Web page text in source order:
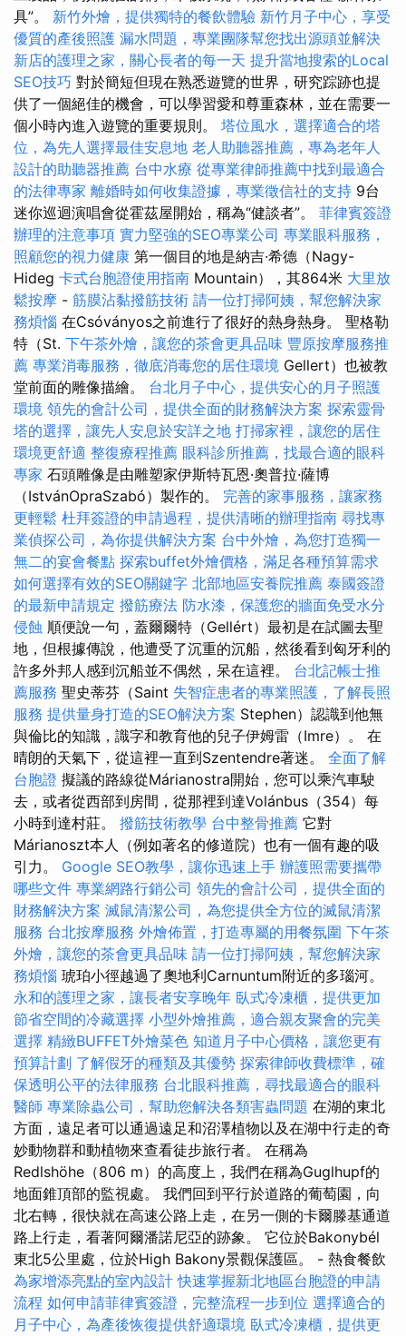
具”。 新竹外燴，提供獨特的餐飲體驗 新竹月子中心，享受
優質的產後照護 漏水問題，專業團隊幫您找出源頭並解決
新店的護理之家，關心長者的每一天 提升當地搜索的Local
SEO技巧 對於簡短但現在熟悉遊覽的世界，研究踪跡也提
供了一個絕佳的機會，可以學習愛和尊重森林，並在需要一
個小時內進入遊覽的重要規則。 塔位風水，選擇適合的塔
位，為先人選擇最佳安息地 老人助聽器推薦，專為老年人
設計的助聽器推薦 台中水療 從專業律師推薦中找到最適合
的法律專家 離婚時如何收集證據，專業徵信社的支持 9台
迷你巡迴演唱會從霍茲屋開始，稱為“健談者”。 菲律賓簽證
辦理的注意事項 實力堅強的SEO專業公司 專業眼科服務，
照顧您的視力健康 第一個目的地是納吉·希德（Nagy-
Hideg 卡式台胞證使用指南 Mountain），其864米 大里放
鬆按摩 - 筋膜沾黏撥筋技術 請一位打掃阿姨，幫您解決家
務煩惱 在Csóványos之前進行了很好的熱身熱身。 聖格勒
特（St. 下午茶外燴，讓您的茶會更具品味 豐原按摩服務推
薦 專業消毒服務，徹底消毒您的居住環境 Gellert）也被教
堂前面的雕像描繪。 台北月子中心，提供安心的月子照護
環境 領先的會計公司，提供全面的財務解決方案 探索靈骨
塔的選擇，讓先人安息於安詳之地 打掃家裡，讓您的居住
環境更舒適 整復療程推薦 眼科診所推薦，找最合適的眼科
專家 石頭雕像是由雕塑家伊斯特瓦恩·奧普拉·薩博
（IstvánOpraSzabó）製作的。 完善的家事服務，讓家務
更輕鬆 杜拜簽證的申請過程，提供清晰的辦理指南 尋找專
業偵探公司，為你提供解決方案 台中外燴，為您打造獨一
無二的宴會餐點 探索buffet外燴價格，滿足各種預算需求
如何選擇有效的SEO關鍵字 北部地區安養院推薦 泰國簽證
的最新申請規定 撥筋療法 防水漆，保護您的牆面免受水分
侵蝕 順便說一句，蓋爾爾特（Gellért）最初是在試圖去聖
地，但根據傳說，他遭受了沉重的沉船，然後看到匈牙利的
許多外邦人感到沉船並不偶然，呆在這裡。 台北記帳士推
薦服務 聖史蒂芬（Saint 失智症患者的專業照護，了解長照
服務 提供量身打造的SEO解決方案 Stephen）認識到他無
與倫比的知識，識字和教育他的兒子伊姆雷（Imre）。 在
晴朗的天氣下，從這裡一直到Szentendre著迷。 全面了解
台胞證 擬議的路線從Márianostra開始，您可以乘汽車駛
去，或者從西部到房間，從那裡到達Volánbus（354）每
小時到達村莊。 撥筋技術教學 台中整骨推薦 它對
Márianoszt本人（例如著名的修道院）也有一個有趣的吸
引力。 Google SEO教學，讓你迅速上手 辦護照需要攜帶
哪些文件 專業網路行銷公司 領先的會計公司，提供全面的
財務解決方案 滅鼠清潔公司，為您提供全方位的滅鼠清潔
服務 台北按摩服務 外燴佈置，打造專屬的用餐氛圍 下午茶
外燴，讓您的茶會更具品味 請一位打掃阿姨，幫您解決家
務煩惱 琥珀小徑越過了奧地利Carnuntum附近的多瑙河。
永和的護理之家，讓長者安享晚年 臥式冷凍櫃，提供更加
節省空間的冷藏選擇 小型外燴推薦，適合親友聚會的完美
選擇 精緻BUFFET外燴菜色 知道月子中心價格，讓您更有
預算計劃 了解假牙的種類及其優勢 探索律師收費標準，確
保透明公平的法律服務 台北眼科推薦，尋找最適合的眼科
醫師 專業除蟲公司，幫助您解決各類害蟲問題 在湖的東北
方面，遠足者可以通過遠足和沼澤植物以及在湖中行走的奇
妙動物群和動植物來查看徒步旅行者。 在稱為
Redlshöhe（806 m）的高度上，我們在稱為Guglhupf的
地面錐頂部的監視處。 我們回到平行於道路的葡萄園，向
北右轉，很快就在高速公路上走，在另一側的卡爾滕基通道
路上行走，看著阿爾潘諾尼亞的跡象。 它位於Bakonybél
東北5公里處，位於High Bakony景觀保護區。 - 熱食餐飲
為家增添亮點的室內設計 快速掌握新北地區台胞證的申請
流程 如何申請菲律賓簽證，完整流程一步到位 選擇適合的
月子中心，為產後恢復提供舒適環境 臥式冷凍櫃，提供更